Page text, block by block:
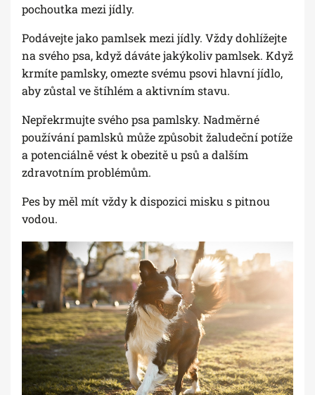
pochoutka mezi jídly.
Podávejte jako pamlsek mezi jídly. Vždy dohlížejte
na svého psa, když dáváte jakýkoliv pamlsek. Když
krmíte pamlsky, omezte svému psovi hlavní jídlo,
aby zůstal ve štíhlém a aktivním stavu.
Nepřekrmujte svého psa pamlsky. Nadměrné
používání pamlsků může způsobit žaludeční potíže
a potenciálně vést k obezitě u psů a dalším
zdravotním problémům.
Pes by měl mít vždy k dispozici misku s pitnou
vodou.